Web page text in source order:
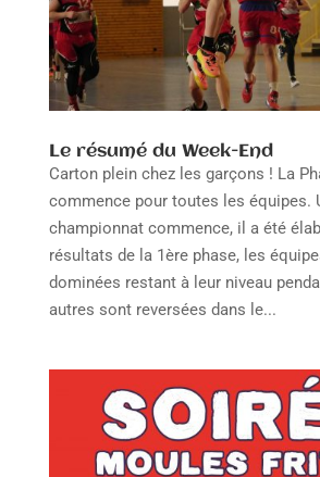
Le résumé du Week-End
Carton plein chez les garçons ! La
commence pour toutes les équipes.
championnat commence, il a été
résultats de la 1ère phase, les
dominées restant à leur niveau
autres sont reversées dans le...